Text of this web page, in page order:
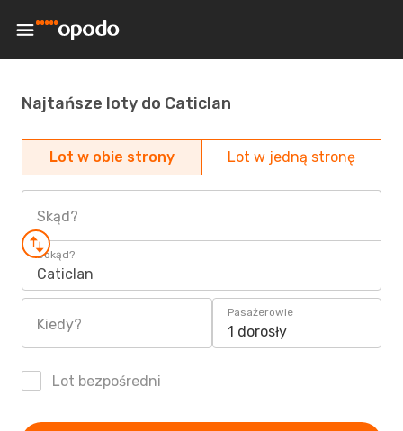
Najtańsze loty do Caticlan
Lot w obie strony Lot w jedną stronę
Skąd?
Dokąd?
Caticlan
Kiedy?
Pasażerowie
1 dorosły
Lot bezpośredni